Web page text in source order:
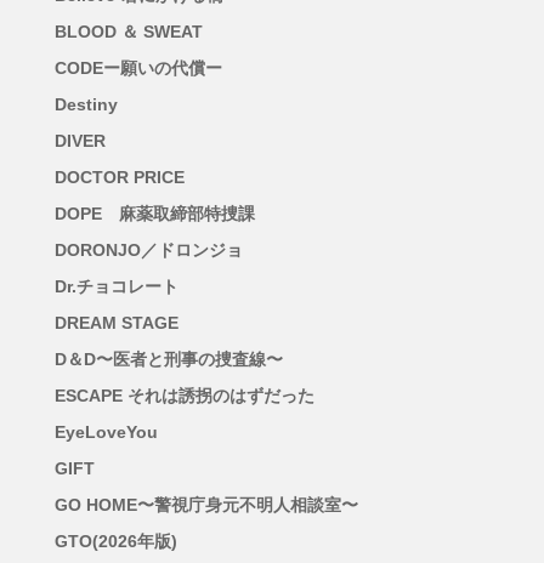
BLOOD ＆ SWEAT
CODEー願いの代償ー
Destiny
DIVER
DOCTOR PRICE
DOPE 麻薬取締部特捜課
DORONJO／ドロンジョ
Dr.チョコレート
DREAM STAGE
D＆D〜医者と刑事の捜査線〜
ESCAPE それは誘拐のはずだった
EyeLoveYou
GIFT
GO HOME〜警視庁身元不明人相談室〜
GTO(2026年版)